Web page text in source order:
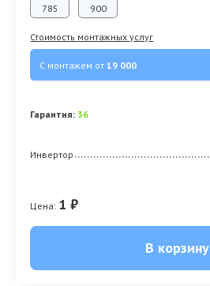
785 900
Стоимость монтажных услуг
С монтажем от19 000
Гарантия: 36
Инвертор
Цена: 1 ₽
В корзину